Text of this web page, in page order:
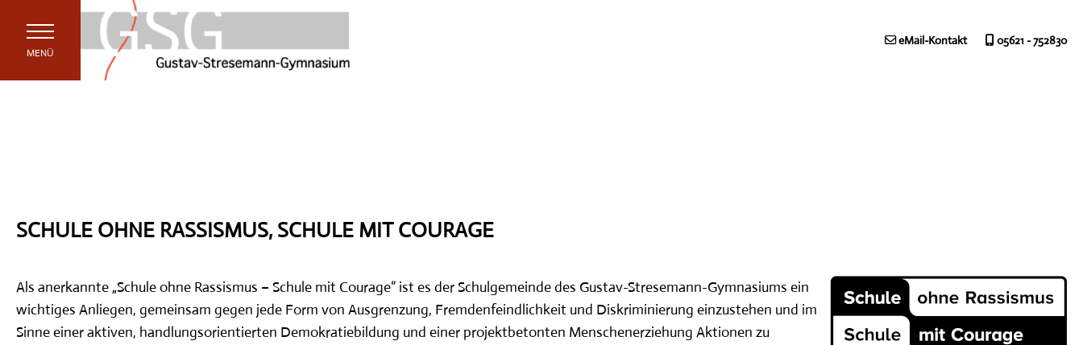
KALENDER
(ERST)INFORMATION
SCHULGEMEINDE
MENÜ
eMail-Kontakt 05621 - 752830
SCHULE OHNE RASSISMUS, SCHULE MIT COURAGE
Als anerkannte „Schule ohne Rassismus – Schule mit Courage“ ist es der Schulgemeinde des Gustav-Stresemann-Gymnasiums ein
wichtiges Anliegen, gemeinsam gegen jede Form von Ausgrenzung, Fremdenfeindlichkeit und Diskriminierung einzustehen und im
Sinne einer aktiven, handlungsorientierten Demokratiebildung und einer projektbetonten Menschenerziehung Aktionen zu